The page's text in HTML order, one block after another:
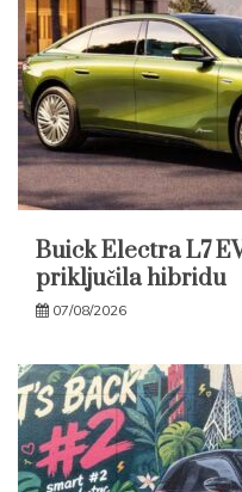
Buick Electra L7
priključila hibridu
07/08/2026